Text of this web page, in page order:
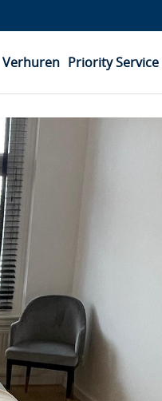
Verhuren Priority Service